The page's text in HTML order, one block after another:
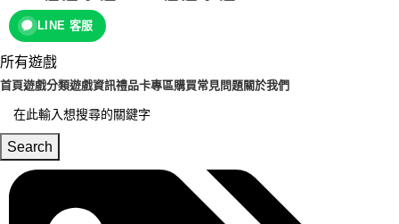
LINE 客服
所有遊戲
首頁遊戲分類遊戲資訊禮品卡專區購買常見問題關於我們
Search